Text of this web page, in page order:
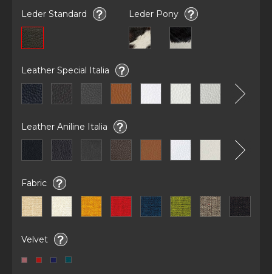
Leder Standard Leder Pony
Leather Special Italia
Leather Aniline Italia
Fabric
Velvet